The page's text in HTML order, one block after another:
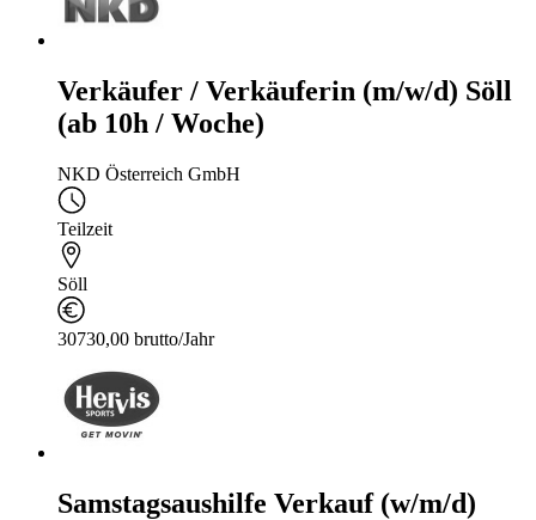
Verkäufer / Verkäuferin (m/w/d) Söll
(ab 10h / Woche)
NKD Österreich GmbH
Teilzeit
Söll
30730,00 brutto/Jahr
Samstagsaushilfe Verkauf (w/m/d)